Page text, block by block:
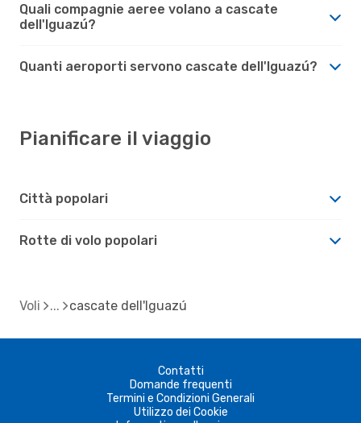
Quali compagnie aeree volano a cascate
dell'Iguazú?
Quanti aeroporti servono cascate dell'Iguazú?
Pianificare il viaggio
Città popolari
Rotte di volo popolari
Voli cascate dell'Iguazú
Contatti
Domande frequenti
Termini e Condizioni Generali
Utilizzo dei Cookie